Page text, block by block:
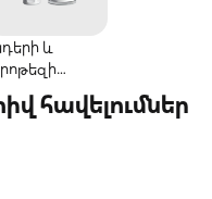
և
հավելումներ